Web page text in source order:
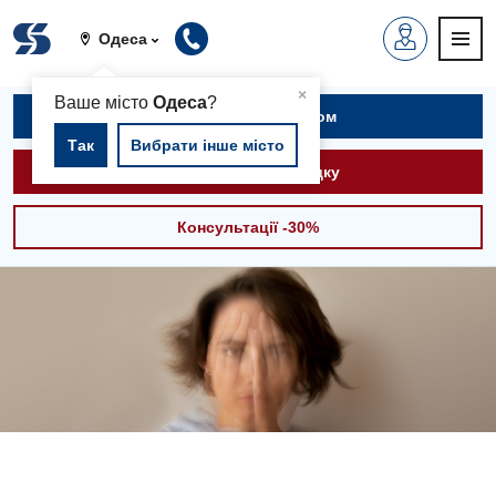
Одеса
×
Ваше містоОдеса?
Так Вибрати інше місто
Записатися на прийом
Викликати швидку
Консультації -30%